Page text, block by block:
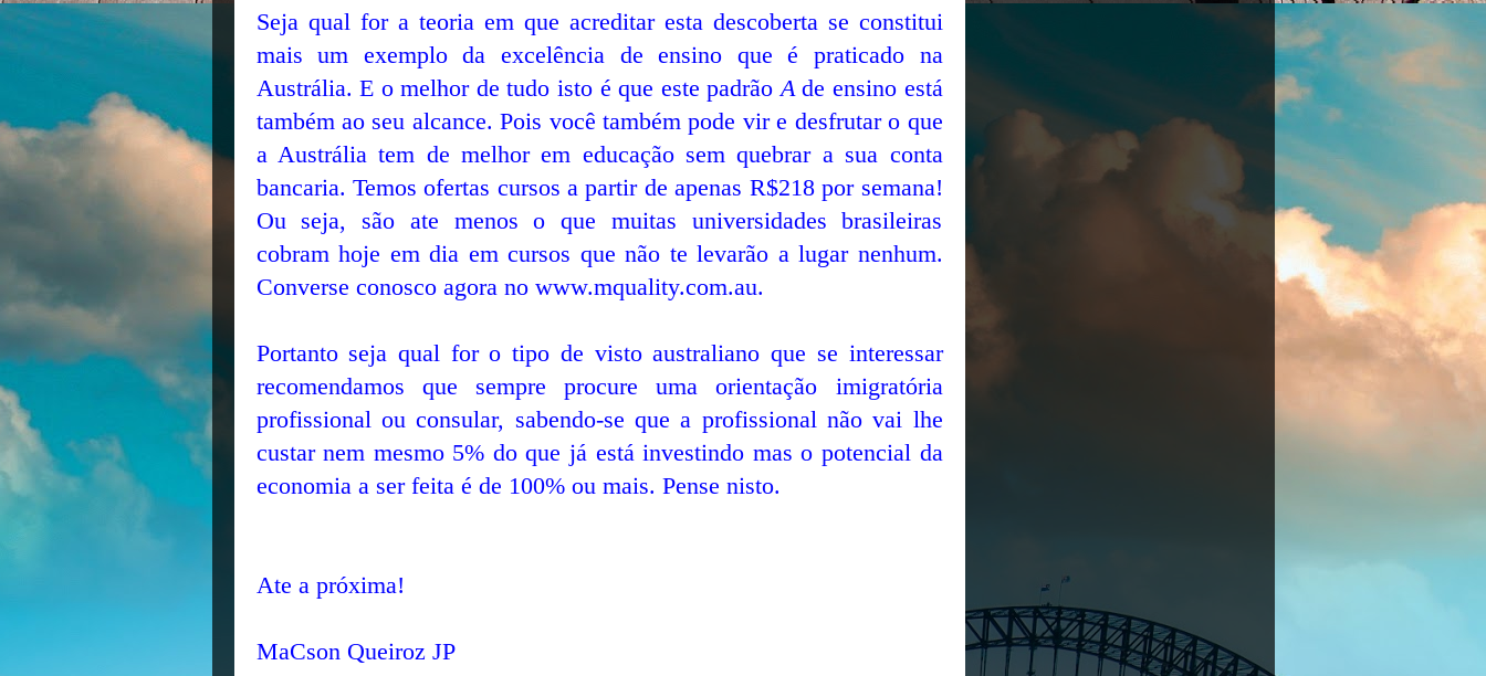
Seja qual for a teoria em que acreditar esta descoberta se constitui
mais um exemplo da excelência de ensino que é praticado na
Austrália. E o melhor de tudo isto é que este padrãoAde ensino está
também ao seu alcance. Pois você também pode vir e desfrutar o que
a Austrália tem de melhor em educação sem quebrar a sua conta
bancaria. Temos ofertas cursos a partir de apenas R$218 por semana!
Ou seja, são ate menos o que muitas universidades brasileiras
cobram hoje em dia em cursos que não te levarão a lugar nenhum.
Converse conosco agora no www.mquality.com.au.
Portanto seja qual for o tipo de visto australiano que se interessar
recomendamos que sempre procure uma orientação imigratória
profissional ou consular, sabendo-se que a profissional não vai lhe
custar nem mesmo 5% do que já está investindo mas o potencial da
economia a ser feita é de 100% ou mais. Pense nisto.
Ate a próxima!
MaCson Queiroz JP